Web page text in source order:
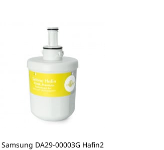
Samsung DA29-00003G Hafin2